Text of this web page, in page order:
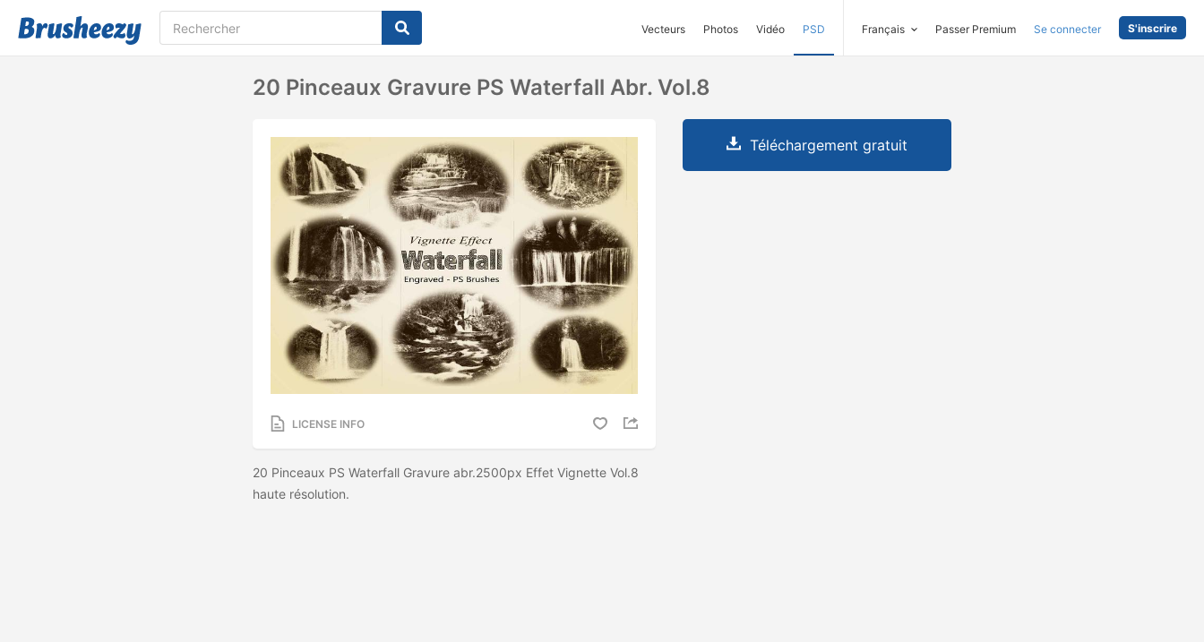
Vecteurs Photos Vidéo PSD Français Passer Premium Se connecter S'inscrire
20 Pinceaux Gravure PS Waterfall Abr. Vol.8
LICENSE INFO
20 Pinceaux PS Waterfall Gravure abr.2500px Effet Vignette Vol.8
haute résolution.
Téléchargement gratuit